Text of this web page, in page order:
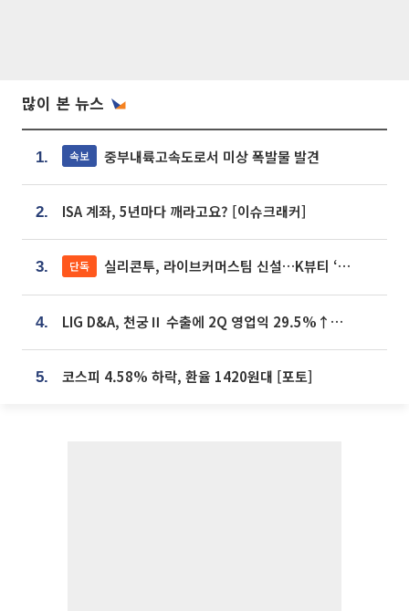
많이 본 뉴스
1. 속보 중부내륙고속도로서 미상 폭발물 발견
2. ISA 계좌, 5년마다 깨라고요? [이슈크래커]
3. 단독 실리콘투, 라이브커머스팀 신설…K뷰티 ‘글로벌 판매망’ 확대[K뷰티 라방戰]
4. LIG D&A, 천궁Ⅱ 수출에 2Q 영업익 29.5%↑…수주잔고 24.6조 [종합]
5. 코스피 4.58% 하락, 환율 1420원대 [포토]